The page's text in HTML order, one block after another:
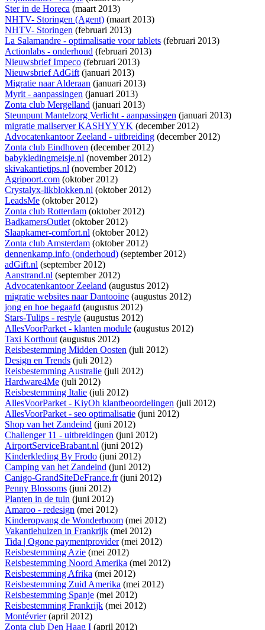
Ster in de Horeca (maart 2013)
NHTV- Storingen (Agent) (maart 2013)
NHTV- Storingen (februari 2013)
La Salamandre - optimalisatie voor tablets (februari 2013)
Actionlabs - onderhoud (februari 2013)
Nieuwsbrief Impeco (februari 2013)
Nieuwsbrief AdGift(januari 2013)
Migratie naar Alderaan (januari 2013)
Myrit - aanpassingen (januari 2013)
Zonta club Mergelland (januari 2013)
Steunpunt Mantelzorg Verlicht - aanpassingen (januari 2013)
migratie mailserver KASHYYYK (december 2012)
Advocatenkantoor Zeeland - uitbreiding (december 2012)
Zonta club Eindhoven (december 2012)
babykledingmeisje.nl (november 2012)
skivakantietips.nl (november 2012)
Agripoort.com (oktober 2012)
Crystalyx-likblokken.nl (oktober 2012)
LeadsMe (oktober 2012)
Zonta club Rotterdam (oktober 2012)
BadkamersOutlet(oktober 2012)
Slaapkamer-comfort.nl (oktober 2012)
Zonta club Amsterdam (oktober 2012)
dennenkamp.info (onderhoud) (september 2012)
adGift.nl (september 2012)
Aanstrand.nl (september 2012)
Advocatenkantoor Zeeland (augustus 2012)
migratie websites naar Dantooine (augustus 2012)
jong en hoe begaafd (augustus 2012)
Stars-Tulips - restyle (augustus 2012)
AllesVoorParket - klanten module (augustus 2012)
Taxi Korthout(augustus 2012)
Reisbestemming Midden Oosten (juli 2012)
Design en Trends (juli 2012)
Reisbestemming Australie (juli 2012)
Hardware4Me (juli 2012)
Reisbestemming Italie (juli 2012)
AllesVoorParket - KiyOh klantbeoordelingen (juli 2012)
AllesVoorParket - seo optimalisatie (juni 2012)
Shop van het Zandeind (juni 2012)
Challenger 11 - uitbreidingen (juni 2012)
AirportServiceBrabant.nl (juni 2012)
Kinderkleding By Frodo (juni 2012)
Camping van het Zandeind (juni 2012)
Canigo-GrandSiteDeFrance.fr(juni 2012)
Penny Blossoms (juni 2012)
Planten in de tuin (juni 2012)
Amaroo - redesign (mei 2012)
Kinderopvang de Wonderboom (mei 2012)
Vakantiehuizen in Frankrijk (mei 2012)
Tida | Ogone paymentprovider(mei 2012)
Reisbestemming Azie (mei 2012)
Reisbestemming Noord Amerika (mei 2012)
Reisbestemming Afrika (mei 2012)
Reisbestemming Zuid Amerika (mei 2012)
Reisbestemming Spanje (mei 2012)
Reisbestemming Frankrijk (mei 2012)
Montévrier(april 2012)
Zonta club Den Haag I (april 2012)